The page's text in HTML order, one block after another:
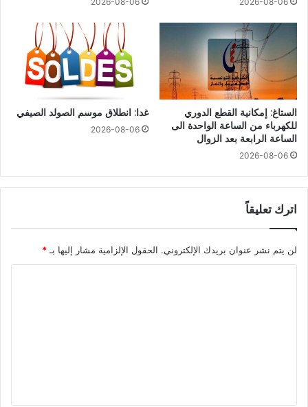
الستاغ: إمكانية القطع الدوري
للكهرباء من الساعة الواحدة الى
الساعة الرابعة بعد الزوال
2026-08-06
غدا: انطلاق موسم الصولد الصيفي
2026-08-06
اترك تعليقاً
لن يتم نشر عنوان بريدك الإلكتروني. الحقول الإلزامية مشار إليها بـ*